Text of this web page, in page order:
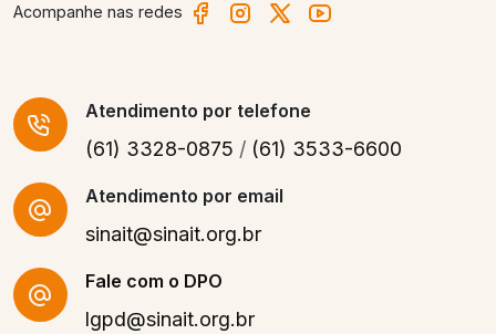
Acompanhe nas redes
Atendimento por telefone
(61) 3328-0875 / (61) 3533-6600
Atendimento por email
sinait@sinait.org.br
Fale com o DPO
lgpd@sinait.org.br